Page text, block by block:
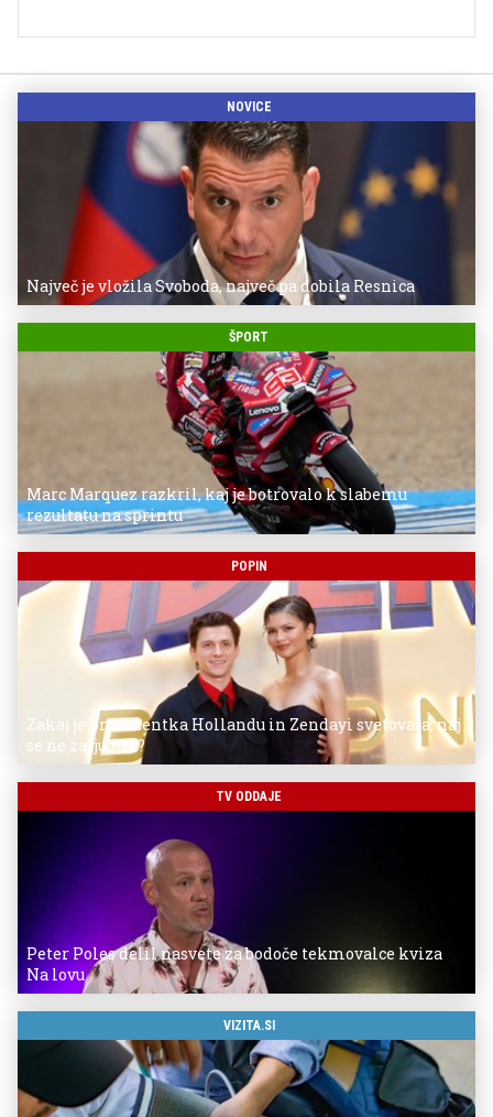
NOVICE
Največ je vložila Svoboda, največ pa dobila Resnica
ŠPORT
Marc Marquez razkril, kaj je botrovalo k slabemu
rezultatu na sprintu
POPIN
Zakaj je producentka Hollandu in Zendayi svetovala, naj
se ne zaljubita?
TV ODDAJE
Peter Poles delil nasvete za bodoče tekmovalce kviza
Na lovu
VIZITA.SI